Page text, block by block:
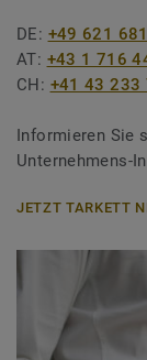
DE: +49 621
AT: +43 1 716
CH: +41 43 233
Informieren Sie
Unternehmens-
JETZT TARKETT